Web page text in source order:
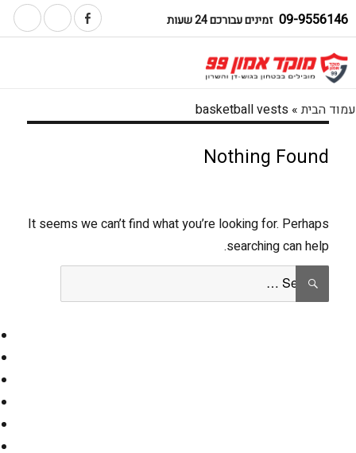
09-9556146 זמינים עבורכם 24 שעות
עמוד הבית»
basketball vests
Nothing Found
It seems we can’t find what you’re looking for. Perhaps
searching can help.
Search
for:
SEARCH